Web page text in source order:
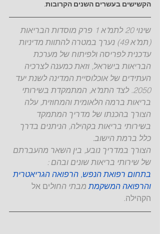
הקשישים בעשרים השנים הקרובות.
שינוי 20 לתמ"א 1 פרק מוסדות הבריאות
(תמ"א 49) נערך במטרה להתוות מדיניות
עדכנית לפריסה ולפיתוח של מערכת
הבריאות בישראל, וזאת כמענה לצרכיה
העתידים של אוכלוסיית המדינה לשנת יעד
2050. לצד התמ"א, המתמקדת בשירותי
בריאות ברמה הלאומית והמחוזית, עלה
הצורך בהכנתו של מדריך המתמקד
בשירותי בריאות בקהילה, הניתנים בדרך
כלל ברמת הישוב.
הצורך במדריך נובע, בין השאר מהעברתם
של שירותי בריאות שונים ובהם :
בתחום רפואת הנפש, הרפואה הגריאטרית
והרפואה המשקמת מבתי החולים אל
הקהילה.